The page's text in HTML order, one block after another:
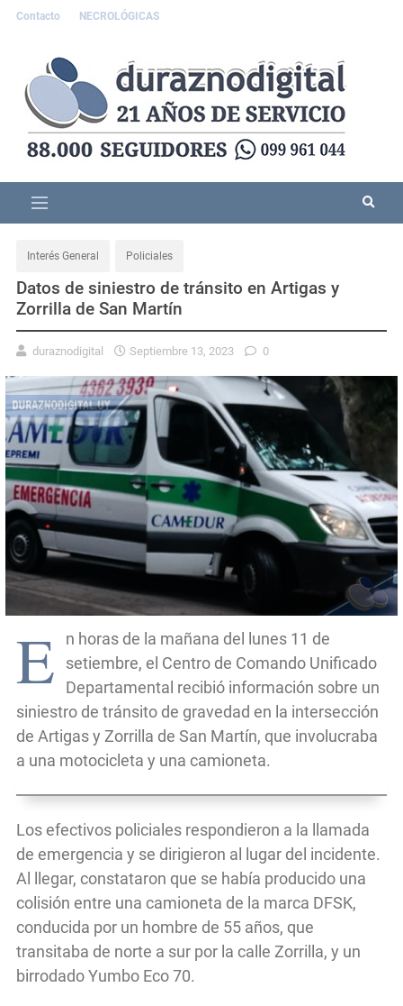
Contacto NECROLÓGICAS
Interés General Policiales
Datos de siniestro de tránsito en Artigas y
Zorrilla de San Martín
duraznodigital Septiembre 13, 2023 0
E
n horas de la mañana del lunes 11 de
setiembre, el Centro de Comando Unificado
Departamental recibió información sobre un
siniestro de tránsito de gravedad en la intersección
de Artigas y Zorrilla de San Martín, que involucraba
a una motocicleta y una camioneta.
Los efectivos policiales respondieron a la llamada
de emergencia y se dirigieron al lugar del incidente.
Al llegar, constataron que se había producido una
colisión entre una camioneta de la marca DFSK,
conducida por un hombre de 55 años, que
transitaba de norte a sur por la calle Zorrilla, y un
birrodado Yumbo Eco 70.